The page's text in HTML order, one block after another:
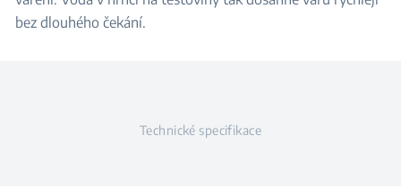
bez dlouhého čekání.
Technické specifikace